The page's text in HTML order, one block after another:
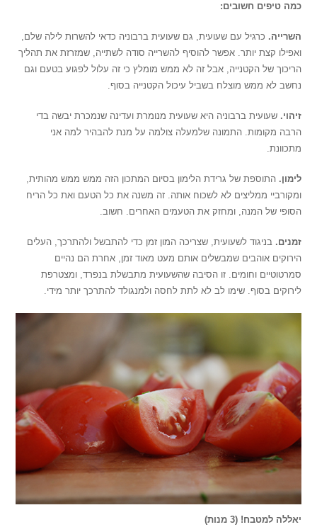
כמה טיפים חשובים:
השרייה. כרגיל עם שעועית, גם שעועית ברבוניה כדאי להשרות לילה שלם,
ואפילו קצת יותר. אפשר להוסיף להשרייה סודה לשתייה, שמזרזת את תהליך
הריכוך של הקטנייה, אבל זה לא ממש מומלץ כי זה עלול לפגוע בטעם וגם
נחשב לא ממש מוצלח בשביל עיכול הקטנייה בסוף.
זיהוי.שעועית ברבוניה היא שעועית מנומרת ועדינה שנמכרת יבשה בדי
הרבה מקומות. התמונה שלמעלה צולמה על מנת להבהיר למה אני
מתכוונת.
לימון.התוספת של גרידת הלימון בסיום המתכון הזה ממש ממש מהותית,
ומקורביי ממליצים לא לשכוח אותה. זה משנה את כל הטעם ואת כל הריח
הסופי של המנה, ומחזק את הטעמים האחרים. חשוב.
זמנים.בניגוד לשעועית, שצריכה המון זמן כדי להתבשל ולהתרכך, העלים
הירוקים אוהבים שמבשלים אותם מעט מאוד זמן, אחרת הם נהיים
סמרטוטיים וחומים. זו הסיבה שהשעועית מתבשלת בנפרד, ומצטרפת
לירוקים בסוף. שימו לב לא לתת לחסה ולמנגולד להתרכך יותר מידי.
יאללה למטבח! (3 מנות)